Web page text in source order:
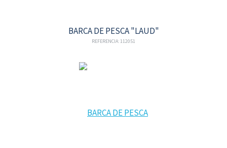
BARCA DE PESCA "LAUD"
REFERENCIA: 112051